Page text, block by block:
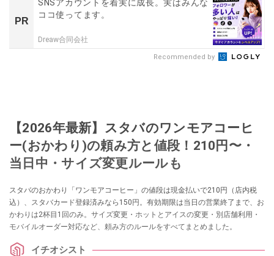
PR
SNSアカウントを着実に成長。実はみんな
ココ使ってます。
Dreaw合同会社
Recommended by
【2026年最新】スタバのワンモアコーヒ
ー(おかわり)の頼み方と値段！210円〜・
当日中・サイズ変更ルールも
スタバのおかわり「ワンモアコーヒー」の値段は現金払いで210円（店内税
込）、スタバカード登録済みなら150円。有効期限は当日の営業終了まで、お
かわりは2杯目1回のみ。サイズ変更・ホットとアイスの変更・別店舗利用・
モバイルオーダー対応など、頼み方のルールをすべてまとめました。
イチオシスト